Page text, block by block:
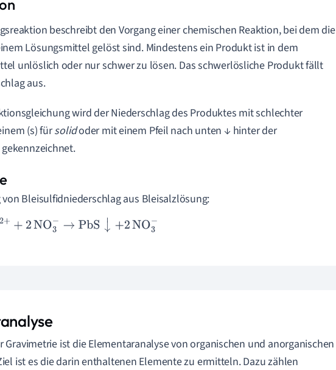
beschreibt den Vorgang einer chemischen Reaktion, bei dem die
Lösungsmittel gelöst sind. Mindestens ein Produkt ist in dem
unlöslich oder nur schwer zu lösen. Das schwerlösliche Produkt fällt
aus.
wird der Niederschlag des Produktes mit schlechter
(s) fürsolidoder mit einem Pfeil nach unten ↓ hinter der
von Bleisulfidniederschlag aus Bleisalzlösung:
2NO3 -→PbS↓ +2NO3-
Gravimetrie ist die Elementaranalyse von organischen und anorganischen
ist es die darin enthaltenen Elemente zu ermitteln. Dazu zählen